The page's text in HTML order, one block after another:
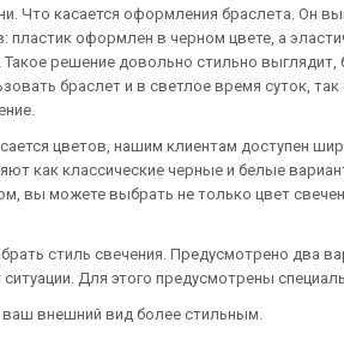
Что касается оформления браслета. Он
пластик оформлен в черном цвете, а
Такое решение довольно стильно
браслет и в светлое время суток,
цветов, нашим клиентам доступен
как классические черные и белые
вы можете выбрать не только цвет
стиль свечения. Предусмотрено два
Для этого предусмотрены
ваш внешний вид более стильным.